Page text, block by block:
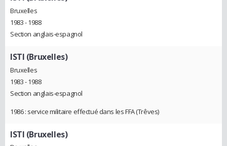
Bruxelles
1983 - 1988
Section anglais-espagnol
ISTI (Bruxelles)
Bruxelles
1983 - 1988
Section anglais-espagnol
1986 : service militaire effectué dans les FFA (Trêves)
ISTI (Bruxelles)